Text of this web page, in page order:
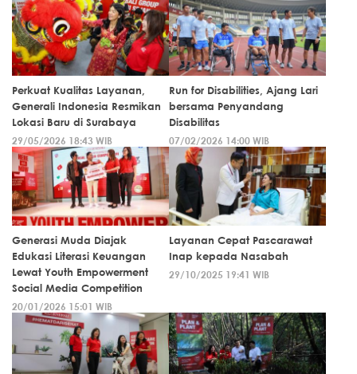
Perkuat Kualitas Layanan,
Generali Indonesia Resmikan
Lokasi Baru di Surabaya
29/05/2026 18:43 WIB
Run for Disabilities, Ajang Lari
bersama Penyandang
Disabilitas
07/02/2026 14:00 WIB
Generasi Muda Diajak
Edukasi Literasi Keuangan
Lewat Youth Empowerment
Social Media Competition
20/01/2026 15:01 WIB
Layanan Cepat Pascarawat
Inap kepada Nasabah
29/10/2025 19:41 WIB